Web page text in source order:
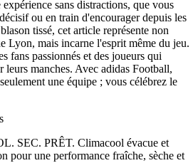
sans distractions, que vous
ou en train d'encourager depuis les
tissé, cet article représente non
Lyon, mais incarne l'esprit même du jeu.
fans passionnés et des joueurs qui
leurs manches. Avec adidas Football,
une équipe ; vous célébrez le
SEC. PRÊT. Climacool évacue et
pour une performance fraîche, sèche et